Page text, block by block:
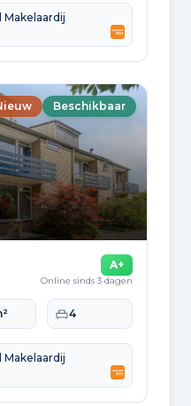
Makelaardij
Beschikbaar
A+
Online sinds 3 dagen
Slaapkamers
4
Makelaardij